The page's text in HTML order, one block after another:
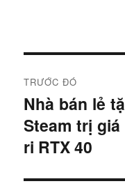
i
ề
u
TRƯỚC ĐÓ
B
à
i
r
Nhà bán lẻ
Steam trị
ri RTX 40